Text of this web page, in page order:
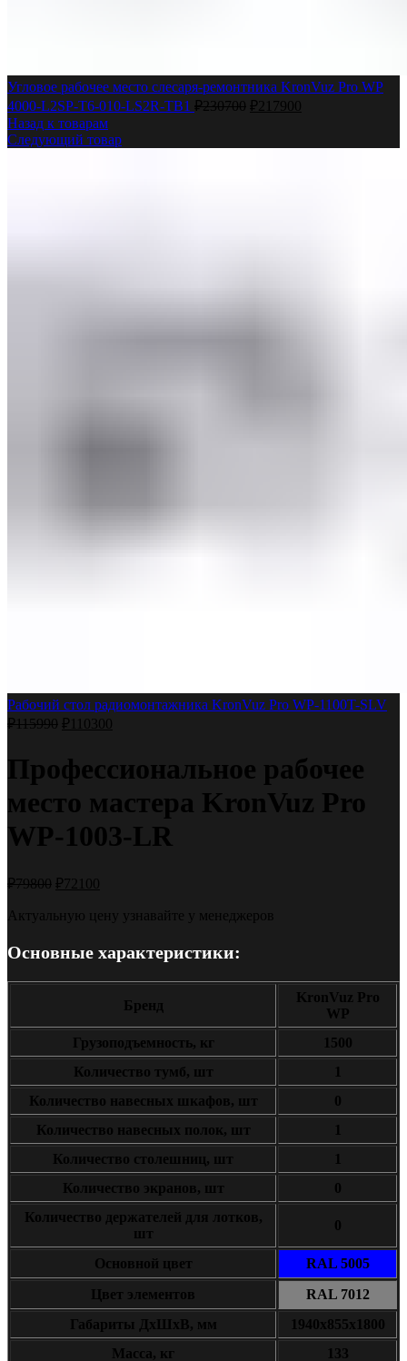
Угловое рабочее место слесаря-ремонтника KronVuz Pro WP
4000-L2SP-T6-010-LS2R-TB1 ₽230700 ₽ 217900
Назад к товарам
Следующий товар
Рабочий стол радиомонтажника KronVuz Pro WP-1100T-SLV
₽115990 ₽ 110300
Профессиональное рабочее
место мастера KronVuz Pro
WP-1003-LR
₽79800 ₽72100
Актуальную цену узнавайте у менеджеров
Основные характеристики:
Бренд
KronVuz Pro
WP
Грузоподъемность, кг
1500
Количество тумб, шт
1
Количество навесных шкафов, шт
0
Количество навесных полок, шт
1
Количество столешниц, шт
1
Количество экранов, шт
0
Количество держателей для лотков,
шт
0
Основной цвет
RAL 5005
Цвет элементов
RAL 7012
Габариты ДxШxВ, мм
1940х855х1800
Масса, кг
133